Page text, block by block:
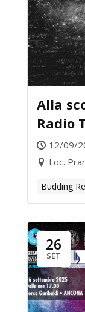
Alla
Radio
12/09/
Loc.
Budding
26
SET